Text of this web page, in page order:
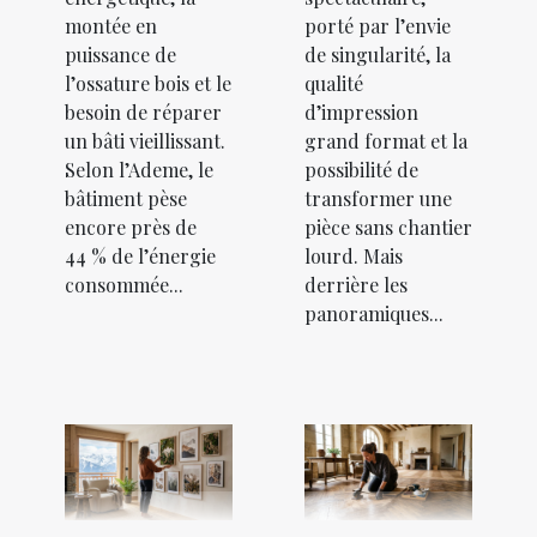
montée en
puissance de
l’ossature bois et le
besoin de réparer
un bâti vieillissant.
Selon l’Ademe, le
bâtiment pèse
encore près de
44 % de l’énergie
consommée...
porté par l’envie
de singularité, la
qualité
d’impression
grand format et la
possibilité de
transformer une
pièce sans chantier
lourd. Mais
derrière les
panoramiques...